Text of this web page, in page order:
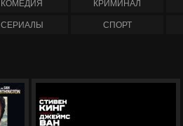
КОМЕДИЯ КРИМИНАЛ
СЕРИАЛЫ СПОРТ